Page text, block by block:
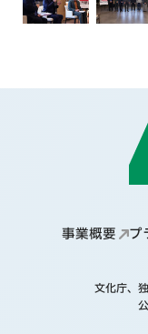
事業概要 プ
文化庁、